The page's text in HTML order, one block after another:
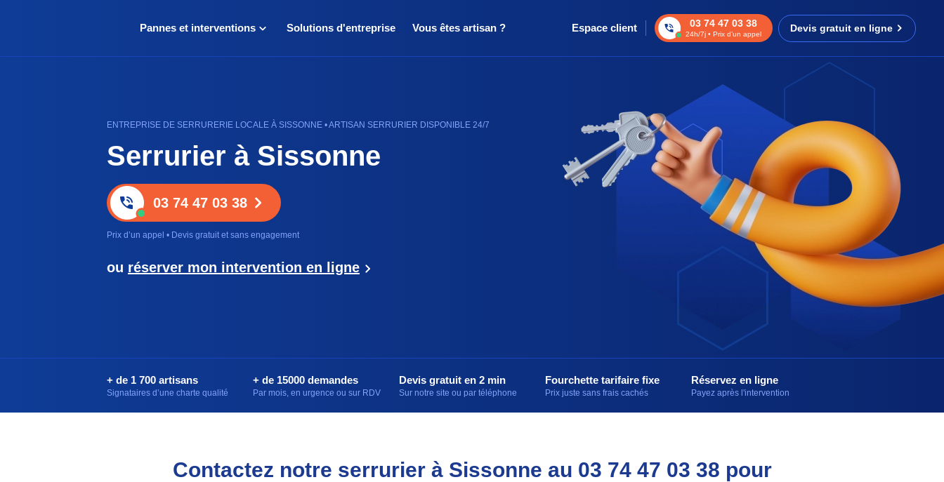
Pannes et interventions Solutions d'entreprise Vous êtes artisan ? Espace client 03 74 47 03 38
24h/7j • Prix d’un appel
Devis gratuit en ligne
ENTREPRISE DE SERRURERIE LOCALE À SISSONNE • ARTISAN SERRURIER DISPONIBLE 24/7
Serrurier à Sissonne
03 74 47 03 38
Prix d’un appel • Devis gratuit et sans engagement
ou réserver mon intervention en ligne
+ de 1 700 artisans
Signataires d’une charte qualité
+ de 15000 demandes
Par mois, en urgence ou sur RDV
Devis gratuit en 2 min
Sur notre site ou par téléphone
Fourchette tarifaire fixe
Prix juste sans frais cachés
Réservez en ligne
Payez après l'intervention
Contactez notre serrurier à Sissonne au 03 74 47 03 38 pour